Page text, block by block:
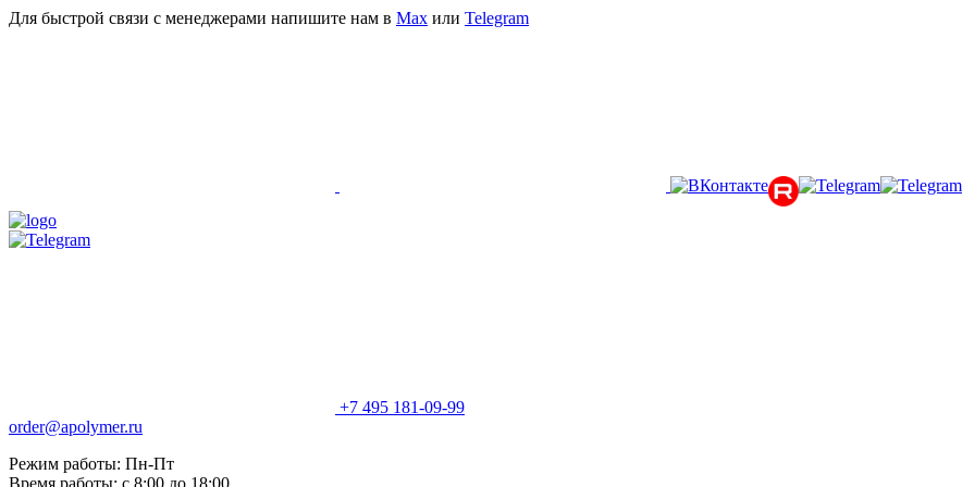
Для быстрой связи с менеджерами напишите нам в Мах или Telegram
+7 495 181-09-99
order@apolymer.ru
Режим работы: Пн-Пт
Время работы: с 8:00 до 18:00